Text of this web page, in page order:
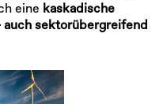
eine kaskadische
auch sektorübergreifend